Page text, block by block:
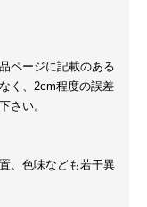
ページに記載のある
く、2cm程度の誤差
さい。
、色味なども若干異